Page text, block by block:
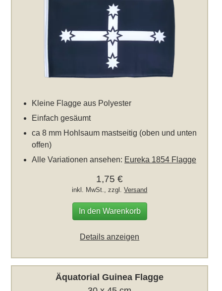
Kleine Flagge aus Polyester
Einfach gesäumt
ca 8 mm Hohlsaum mastseitig (oben und unten
offen)
Alle Variationen ansehen: Eureka 1854 Flagge
1,75 €
inkl. MwSt., zzgl.Versand
In den Warenkorb
Details anzeigen
Äquatorial Guinea Flagge